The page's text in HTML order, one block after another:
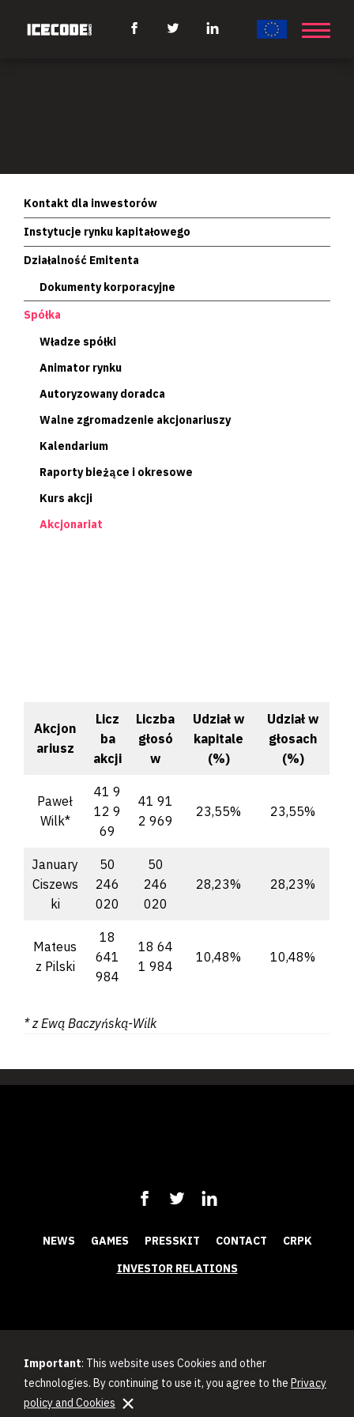
Kontakt dla inwestorów
Instytucje rynku kapitałowego
Działalność Emitenta
Dokumenty korporacyjne
Spółka
Władze spółki
Animator rynku
Autoryzowany doradca
Walne zgromadzenie akcjonariuszy
Kalendarium
Raporty bieżące i okresowe
Kurs akcji
Akcjonariat
Akcjon
ariusz
Licz
ba
akcji
Liczba
głosó
w
Udział w
kapitale
(%)
Udział w
głosach
(%)
Paweł
Wilk*
41 9
12 9
69
41 91
2 969
23,55% 23,55%
January
Ciszews
ki
50
246
020
50
246
020
28,23% 28,23%
Mateus
z Pilski
18
641
984
18 64
1 984
10,48% 10,48%
* z Ewą Baczyńską-Wilk
NEWS GAMES PRESSKIT CONTACT
CRPK
INVESTOR RELATIONS
Important: This website uses Cookies and other
technologies. By continuing to use it, you agree to the Privacy
policy and Cookies